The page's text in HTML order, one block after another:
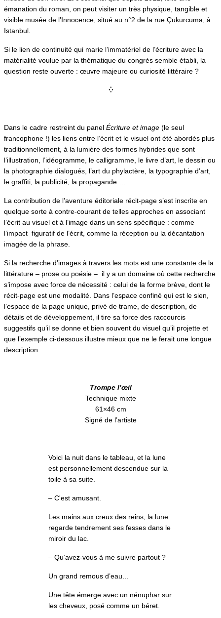
émanation du roman, on peut visiter un très physique, tangible et
visible musée de l’Innocence, situé au n°2 de la rue Çukurcuma, à
Istanbul.
Si le lien de continuité qui marie l’immatériel de l’écriture avec la
matérialité voulue par la thématique du congrès semble établi, la
question reste ouverte : œuvre majeure ou curiosité littéraire ?
⁛
Dans le cadre restreint du panel Écriture et image (le seul
francophone !) les liens entre l’écrit et le visuel ont été abordés plus
traditionnellement, à la lumière des formes hybrides que sont
l’illustration, l’idéogramme, le calligramme, le livre d’art, le dessin ou
la photographie dialogués, l’art du phylactère, la typographie d’art,
le graffiti, la publicité, la propagande …
La contribution de l’aventure éditoriale récit-page s’est inscrite en
quelque sorte à contre-courant de telles approches en associant
l’écrit au visuel et à l’image dans un sens spécifique : comme
l’impact figuratif de l’écrit, comme la réception ou la décantation
imagée de la phrase.
Si la recherche d’images à travers les mots est une constante de la
littérature – prose ou poésie – il y a un domaine où cette recherche
s’impose avec force de nécessité : celui de la forme brève, dont le
récit-page est une modalité. Dans l’espace confiné qui est le sien,
l’espace de la page unique, privé de trame, de description, de
détails et de développement, il tire sa force des raccourcis
suggestifs qu’il se donne et bien souvent du visuel qu’il projette et
que l’exemple ci-dessous illustre mieux que ne le ferait une longue
description.
Trompe l’œil
Technique mixte
61×46 cm
Signé de l’artiste
Voici la nuit dans le tableau, et la lune
est personnellement descendue sur la
toile à sa suite.
– C'est amusant.
Les mains aux creux des reins, la lune
regarde tendrement ses fesses dans le
miroir du lac.
– Qu’avez-vous à me suivre partout ?
Un grand remous d’eau...
Une tête émerge avec un nénuphar sur
les cheveux, posé comme un béret.